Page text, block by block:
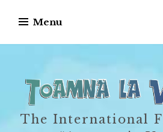
content
Menu
The International